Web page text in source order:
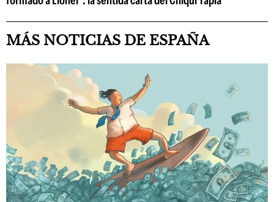
MÁS NOTICIAS DE ESPAÑA